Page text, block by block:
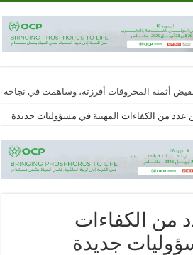
أثمنة المحروقات أفرزته، وساهمت في
عدد من الكفاءات المهنية في مسؤوليات جديدة
من الكفاءات
جديدة